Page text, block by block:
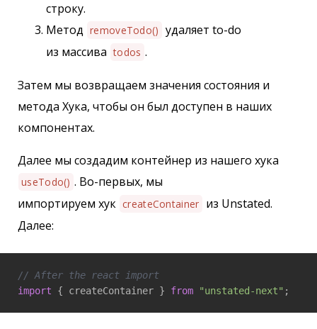
строку.
Метод removeTodo() удаляет to-do
из массива todos .
Затем мы возвращаем значения состояния и
метода Хука, чтобы он был доступен в наших
компонентах.
Далее мы создадим контейнер из нашего хука
useTodo() . Во-первых, мы
импортируем хук createContainer из Unstated.
Далее:
// After the react import
import { createContainer } from "unstated-next" ;